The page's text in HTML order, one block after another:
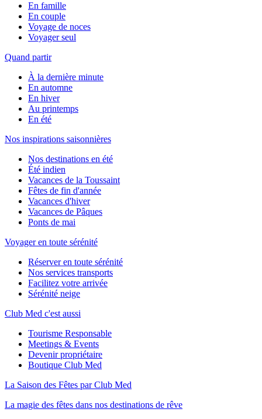
En famille
En couple
Voyage de noces
Voyager seul
Quand partir
À la dernière minute
En automne
En hiver
Au printemps
En été
Nos inspirations saisonnières
Nos destinations en été
Été indien
Vacances de la Toussaint
Fêtes de fin d'année
Vacances d'hiver
Vacances de Pâques
Ponts de mai
Voyager en toute sérénité
Réserver en toute sérénité
Nos services transports
Facilitez votre arrivée
Sérénité neige
Club Med c'est aussi
Tourisme Responsable
Meetings & Events
Devenir propriétaire
Boutique Club Med
La Saison des Fêtes par Club Med
La magie des fêtes dans nos destinations de rêve​